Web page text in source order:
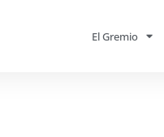
El Gremio